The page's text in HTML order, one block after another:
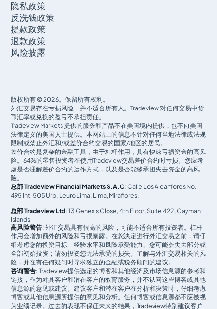
隐私政策
反洗钱政策
提款政策
退款政策
风险披露
版权所有 © 2026。保留所有权利。
外汇交易存在亏损风险，并不适合所有人。Tradeview 对任何交易中货
币汇率或兑换的盈亏不承担责任。
Tradeview Markets 提供的服务和产品不在美国境内提供，也不向美国
法律定义的美国人士提供。本网站上的信息不针对任何当地法律或法规
限制或禁止外汇和/或差价合约交易的国家/地区的居民。
差价合约是复杂的金融工具，由于杠杆作用，具有快速亏损资金的高风
险。64%的零售投资者在使用Tradeview交易差价合约时亏损。您应考
虑是否理解差价合约的运作方式，以及是否能够承担失去资金的高风
险。
总部 Tradeview Financial Markets S.A.C: Calle Los Alcanfores No.
495 Int. 505 Urb. Leuro Lima. Lima, Miraflores.
总部 Tradeview Ltd: 13 Genesis Close, 4th Floor, Suite 422, Cayman
Islands
高风险警告: 外汇交易具有很高的风险，可能不适合所有投资者。杠杆
作用会增加额外的风险和亏损暴露。在您决定进行外汇交易之前，请仔
细考虑您的投资目标、经验水平和风险承受能力。您可能会失去部分或
全部初始投资；请勿投资您无法承受的损失。了解与外汇交易相关的风
险，并在有任何疑问时寻求独立的金融或税务顾问的建议。
咨询警告: Tradeview提供选定的博客和其他经济及市场信息源的参考和
链接，作为对其客户和潜在客户的教育服务，并不认同这些博客或其他
信息源的意见或建议。建议客户和潜在客户在分析和决策时，仔细考虑
博客或其他信息源所提供的意见和分析。任何博客或信息源都不应被视
为业绩记录。过去的表现不保证未来的结果，Tradeview特别建议客户